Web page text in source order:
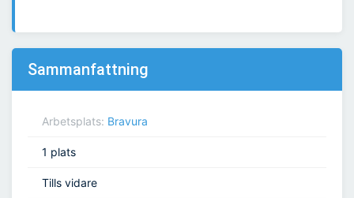
Sammanfattning
Arbetsplats: Bravura
1 plats
Tills vidare